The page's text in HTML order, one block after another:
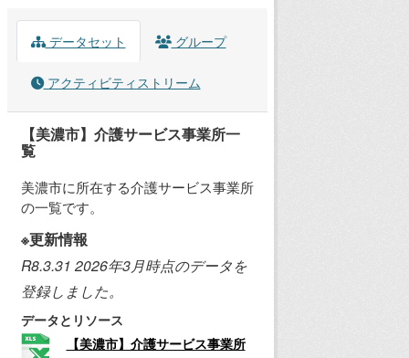
データセット グループ
アクティビティストリーム
【美濃市】介護サービス事業所一
覧
美濃市に所在する介護サービス事業所
の一覧です。
※更新情報
R8.3.31 2026年3月時点のデータを
登録しました。
データとリソース
【美濃市】介護サービス事業所